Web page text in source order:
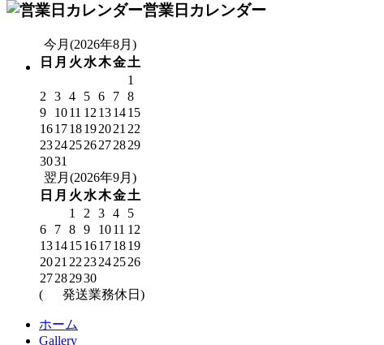
営業日カレンダー
今月(2026年8月)
日 月 火 水木金土
1
2
3 4 5 6 7 8
9
1011 12 131415
161718192021 22
23242526272829
3031
翌月(2026年9月)
日 月 火 水木金土
1
2 3 4
5
6
7 8 9 1011 12
13141516171819
2021 22 23242526
27282930
(
発送業務休日)
ホーム
Gallery